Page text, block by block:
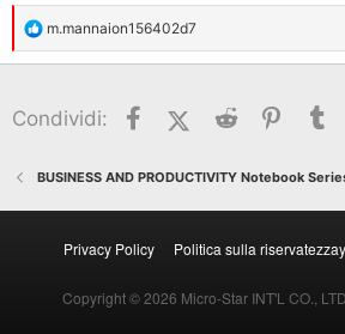
R
e
t
o
m.mannaion156402d7
Condividi: FacebookX (Twitter)
Reddit
BUSINESS AND PRODUCTIVITY Notebook
Copyright © 2026 Micro-Star INT'L CO.,
Privacy Policy Politica sulla riservatezzay